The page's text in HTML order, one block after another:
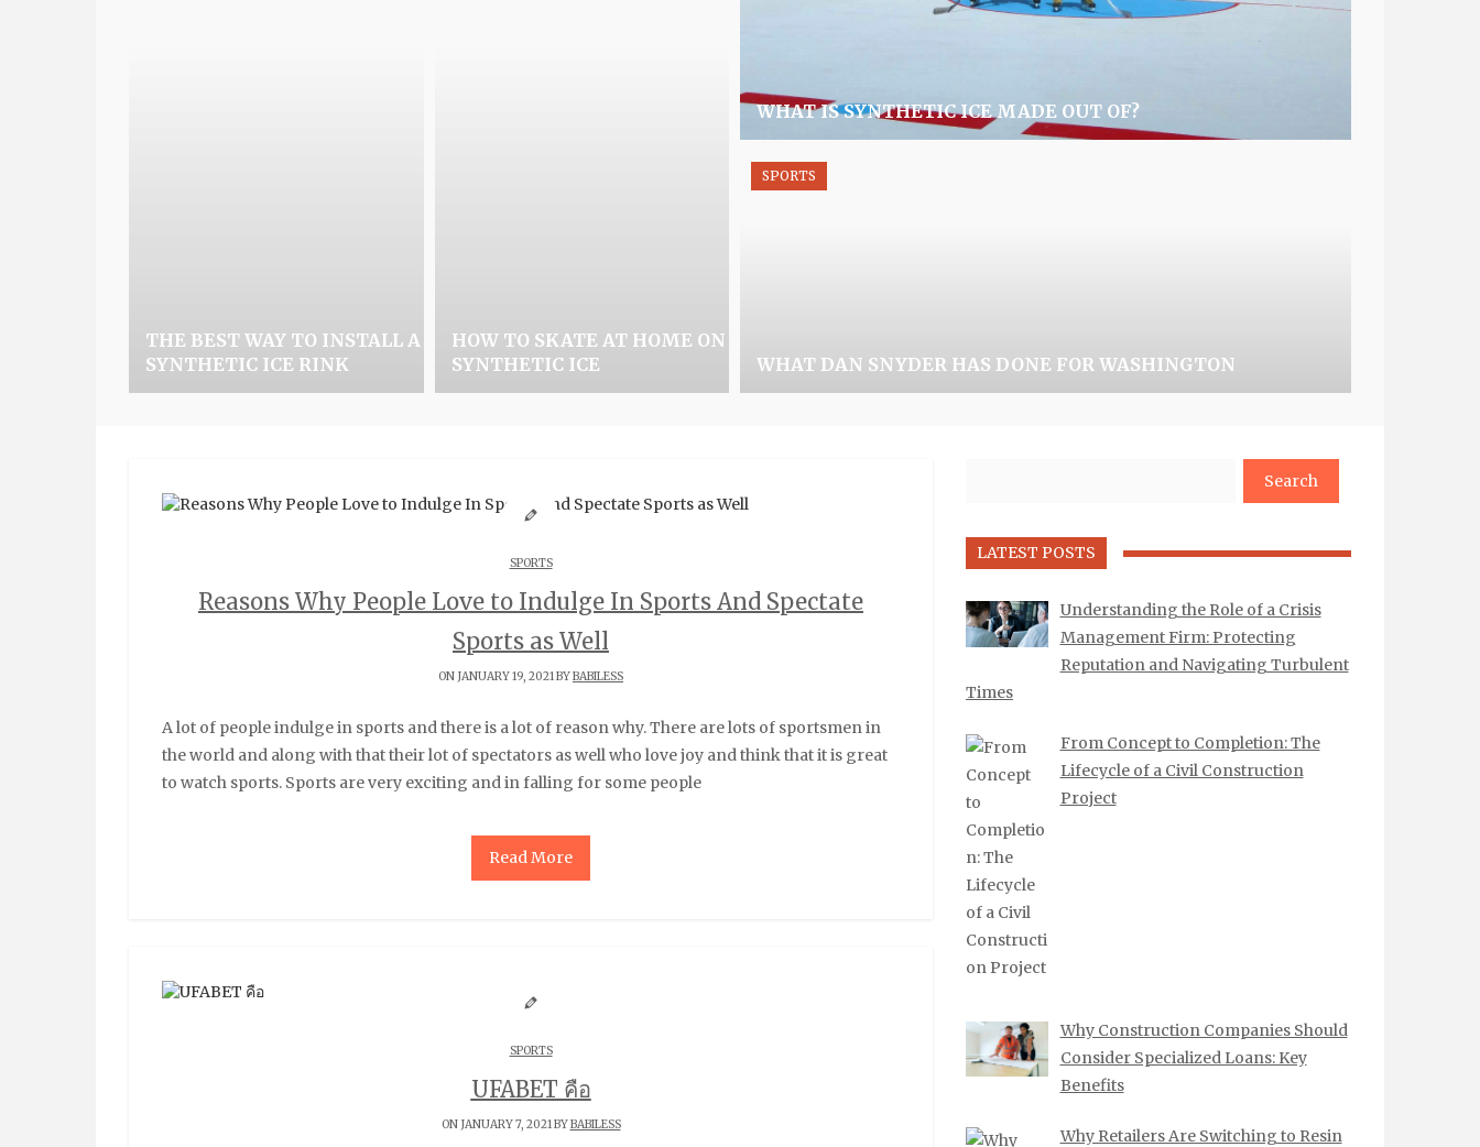
THE BEST WAY TO INSTALL A
SYNTHETIC ICE RINK
HOW TO SKATE AT HOME ON
SYNTHETIC ICE
WHAT IS SYNTHETIC ICE MADE OUT OF?
WHAT DAN SNYDER HAS DONE FOR WASHINGTON
SPORTS
SPORTS
Reasons Why People Love to Indulge In Sports And Spectate
Sports as Well
ON JANUARY 19, 2021 BYBABILESS
A lot of people indulge in sports and there is a lot of reason why. There are lots of sportsmen in
the world and along with that their lot of spectators as well who love joy and think that it is great
to watch sports. Sports are very exciting and in falling for some people
Read More
SPORTS
UFABET คือ
ON JANUARY 7, 2021 BYBABILESS
LATEST POSTS
Understanding the Role of a Crisis
Management Firm: Protecting
Reputation and Navigating Turbulent
Times
From Concept to Completion: The
Lifecycle of a Civil Construction
Project
Why Construction Companies Should
Consider Specialized Loans: Key
Benefits
Why Retailers Are Switching to Resin